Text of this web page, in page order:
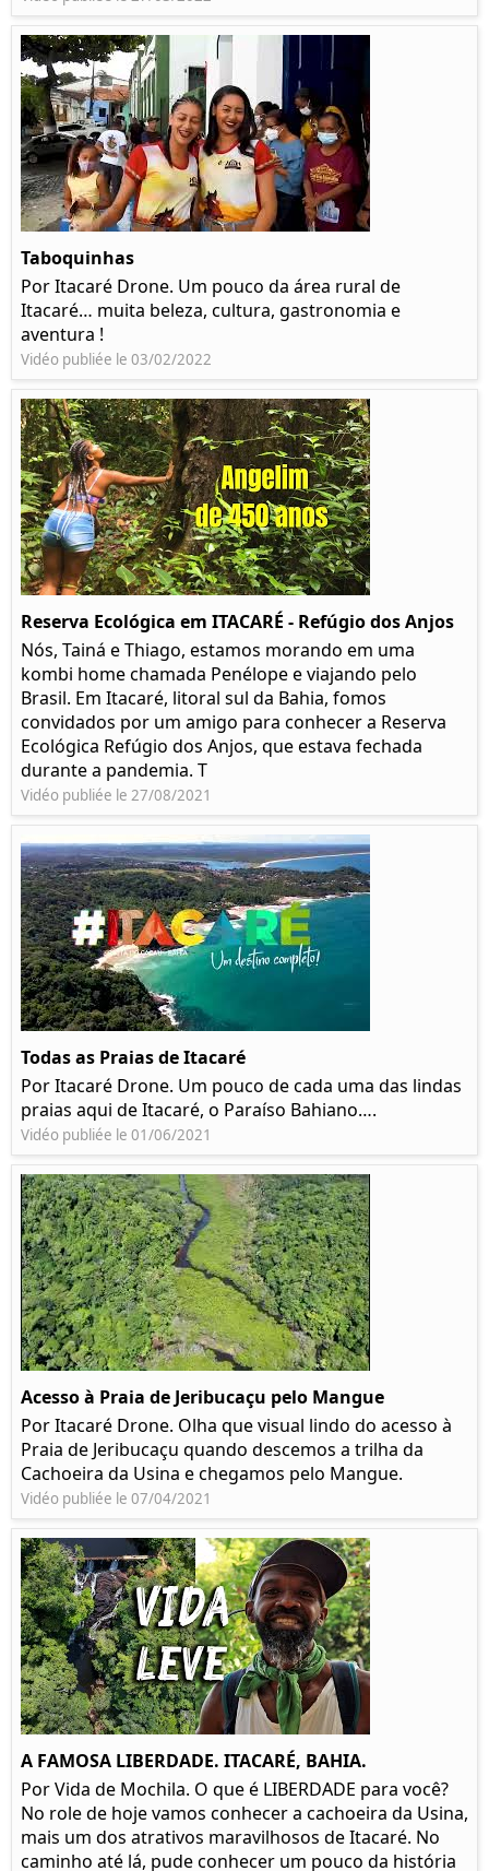
Taboquinhas
Por Itacaré Drone. Um pouco da área rural de
Itacaré… muita beleza, cultura, gastronomia e
aventura !
Vidéo publiée le 03/02/2022
Reserva Ecológica em ITACARÉ - Refúgio dos Anjos
Nós, Tainá e Thiago, estamos morando em uma
kombi home chamada Penélope e viajando pelo
Brasil. Em Itacaré, litoral sul da Bahia, fomos
convidados por um amigo para conhecer a Reserva
Ecológica Refúgio dos Anjos, que estava fechada
durante a pandemia. T
Vidéo publiée le 27/08/2021
Todas as Praias de Itacaré
Por Itacaré Drone. Um pouco de cada uma das lindas
praias aqui de Itacaré, o Paraíso Bahiano….
Vidéo publiée le 01/06/2021
Acesso à Praia de Jeribucaçu pelo Mangue
Por Itacaré Drone. Olha que visual lindo do acesso à
Praia de Jeribucaçu quando descemos a trilha da
Cachoeira da Usina e chegamos pelo Mangue.
Vidéo publiée le 07/04/2021
A FAMOSA LIBERDADE. ITACARÉ, BAHIA.
Por Vida de Mochila. O que é LIBERDADE para você?
No role de hoje vamos conhecer a cachoeira da Usina,
mais um dos atrativos maravilhosos de Itacaré. No
caminho até lá, pude conhecer um pouco da história